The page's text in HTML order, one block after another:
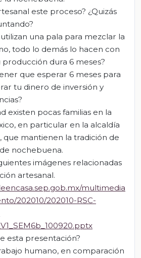
este proceso? ¿Quizás
una pala para mezclar la
todo lo demás lo hacen con
producción dura 6 meses?
que esperar 6 meses para
tu dinero de inversión y
existen pocas familias en la
en particular en la alcaldía
que mantienen la tradición de
nochebuena.
imágenes relacionadas
artesanal.
multimedia
202010/202010-RSC-
esta presentación?
humano, en comparación